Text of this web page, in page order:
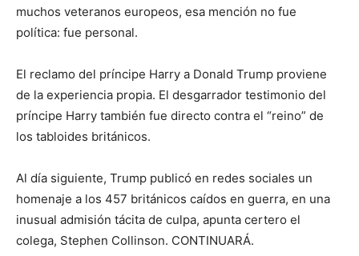
muchos veteranos europeos, esa mención no fue
política: fue personal.
El reclamo del príncipe Harry a Donald Trump proviene
de la experiencia propia. El desgarrador testimonio del
príncipe Harry también fue directo contra el “reino” de
los tabloides británicos.
Al día siguiente, Trump publicó en redes sociales un
homenaje a los 457 británicos caídos en guerra, en una
inusual admisión tácita de culpa, apunta certero el
colega, Stephen Collinson. CONTINUARÁ.